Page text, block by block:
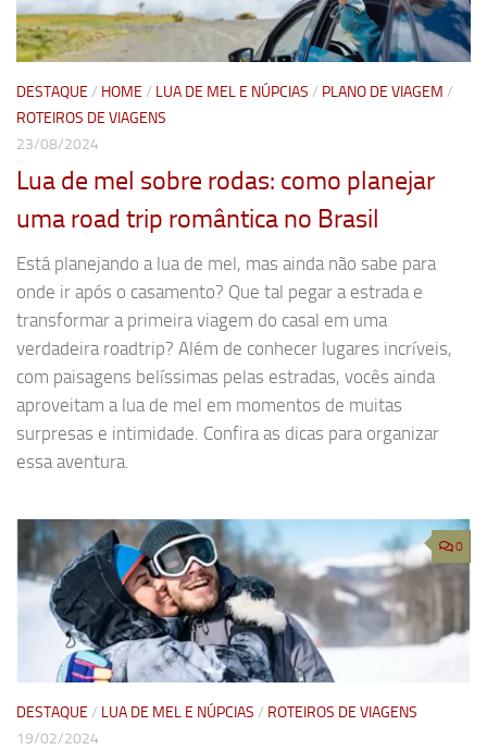
DESTAQUE / HOME / LUA DE MEL E NÚPCIAS / PLANO DE VIAGEM /
ROTEIROS DE VIAGENS
23/08/2024
Lua de mel sobre rodas: como planejar
uma road trip romântica no Brasil
Está planejando a lua de mel, mas ainda não sabe para
onde ir após o casamento? Que tal pegar a estrada e
transformar a primeira viagem do casal em uma
verdadeira roadtrip? Além de conhecer lugares incríveis,
com paisagens belíssimas pelas estradas, vocês ainda
aproveitam a lua de mel em momentos de muitas
surpresas e intimidade. Confira as dicas para organizar
essa aventura.
0
DESTAQUE / LUA DE MEL E NÚPCIAS / ROTEIROS DE VIAGENS
19/02/2024